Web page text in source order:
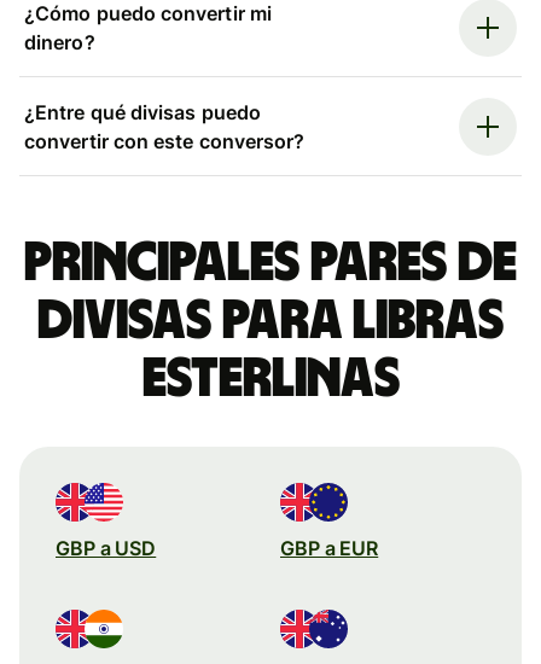
¿Cómo puedo convertir mi
dinero?
¿Entre qué divisas puedo
convertir con este conversor?
Principales pares de
divisas para libras
esterlinas
GBP a USD GBP a EUR